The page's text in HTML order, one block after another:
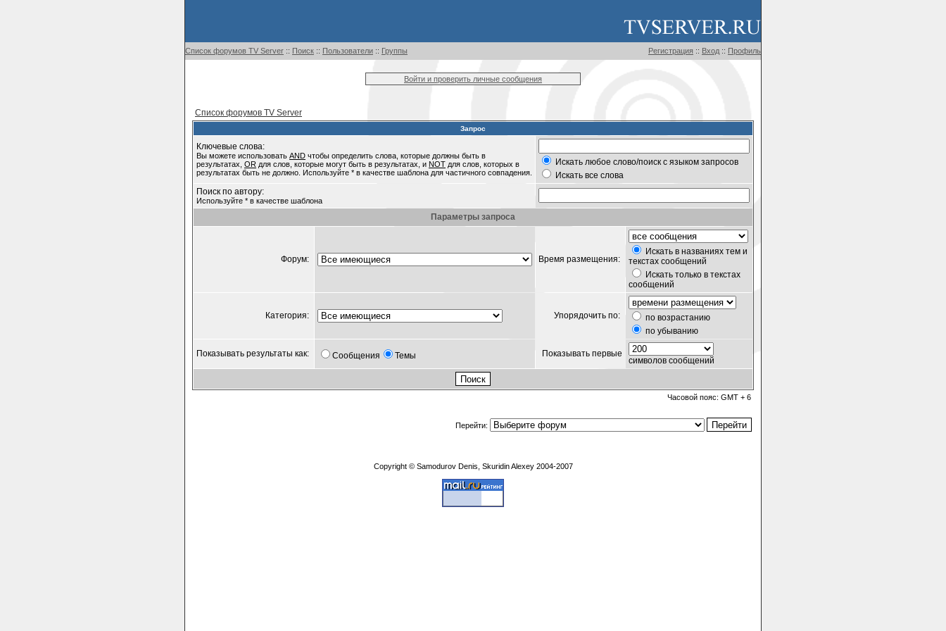
Список форумов TV Server :: Поиск :: Пользователи :: Группы Регистрация :: Вход :: Профиль
Войти и проверить личные сообщения
Список форумов TV Server
Запрос
Ключевые слова:
Вы можете использовать AND чтобы определить слова, которые должны быть в
результатах, OR для слов, которые могут быть в результатах, и NOT для слов, которых в
результатах быть не должно. Используйте * в качестве шаблона для частичного совпадения.
Искать любое слово/поиск с языком запросов
Искать все слова
Поиск по автору:
Используйте * в качестве шаблона
Параметры запроса
Форум: Время размещения:
Искать в названиях тем и
текстах сообщений
Искать только в текстах
сообщений
Категория: Упорядочить по:
по возрастанию
по убыванию
Показывать результаты как: Сообщения Темы Показывать первые
символов сообщений
Часовой пояс: GMT + 6
Перейти:
Copyright © Samodurov Denis, Skuridin Alexey 2004-2007